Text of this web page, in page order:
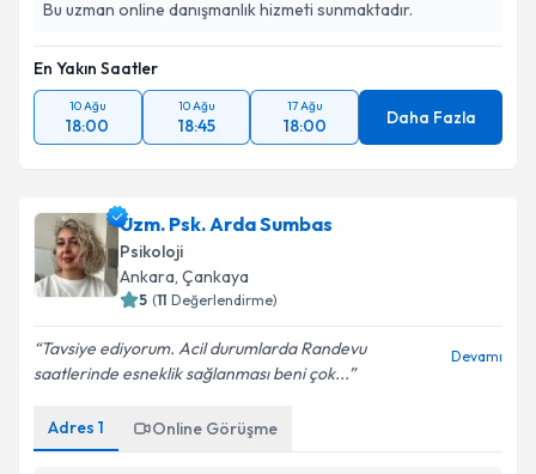
Bu uzman online danışmanlık hizmeti sunmaktadır.
En Yakın Saatler
10 Ağu
18:00
10 Ağu
18:45
17 Ağu
18:00 Daha Fazla
Uzm. Psk. Arda Sumbas
Psikoloji
Ankara, Çankaya
( Değerlendirme)
Tavsiye ediyorum. Acil durumlarda Randevu
saatlerinde esneklik sağlanması beni çok...
Adres 1 Online Görüşme